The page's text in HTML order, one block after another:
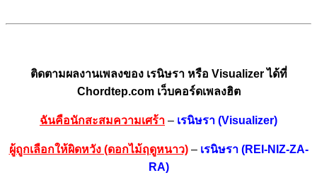
ติดตามผลงานเพลงของ เรนิษรา หรือ Visualizer ได้ที่
Chordtep.com เว็บคอร์ดเพลงฮิต
ฉันคือนักสะสมความเศร้า – เรนิษรา (Visualizer)
ผู้ถูกเลือกให้ผิดหวัง (ดอกไม้ฤดูหนาว)– เรนิษรา (REI-NIZ-ZA-
RA)